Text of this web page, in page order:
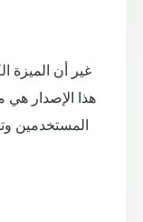
غير أن الميزة
هذا الإصدار هي
المستخدمين